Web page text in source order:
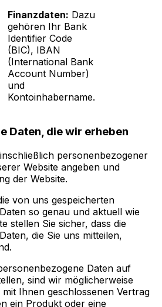
Finanzdaten: Dazu
gehören Ihr Bank
Identifier Code
(BIC), IBAN
(International Bank
Account Number)
und
Kontoinhabername.
Daten, die wir erheben
personenbezogener
Website angeben und
der Website.
von uns gespeicherten
so genau und aktuell wie
stellen Sie sicher, dass die
die Sie uns mitteilen,
Daten auf
sind wir möglicherweise
Ihnen geschlossenen Vertrag
ein Produkt oder eine